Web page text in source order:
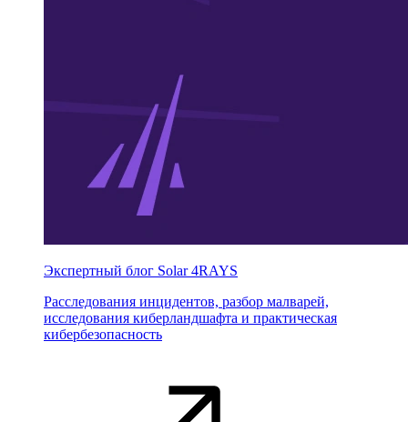
Экспертный блог Solar 4RAYS
Расследования инцидентов, разбор малварей,
исследования киберландшафта и практическая
кибербезопасность